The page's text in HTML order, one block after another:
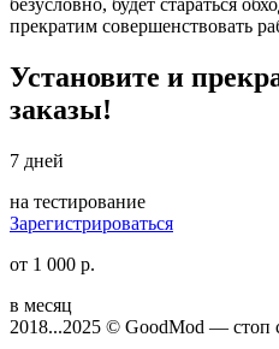
прекратим совершенствовать
Установите и
заказы!
7 дней
на тестирование
Зарегистрироваться
от 1 000 р.
в месяц
2018...2025 © GoodMod — стоп